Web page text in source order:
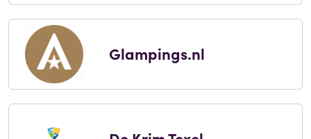
Glampings.nl